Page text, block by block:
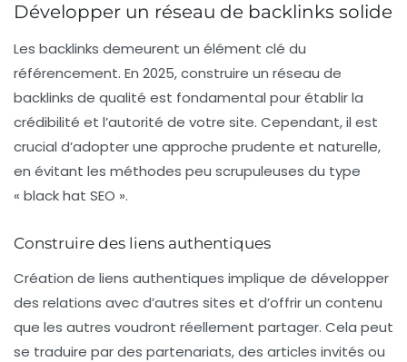
Développer un réseau de backlinks solide
Les backlinks demeurent un élément clé du
référencement. En 2025, construire un réseau de
backlinks de qualité est fondamental pour établir la
crédibilité et l’autorité de votre site. Cependant, il est
crucial d’adopter une approche prudente et naturelle,
en évitant les méthodes peu scrupuleuses du type
« black hat SEO ».
Construire des liens authentiques
Création de liens authentiques implique de développer
des relations avec d’autres sites et d’offrir un contenu
que les autres voudront réellement partager. Cela peut
se traduire par des partenariats, des articles invités ou